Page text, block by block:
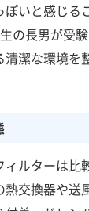
いと感じる
の長男が受
潔な環境を
ルターは比
交換器や送